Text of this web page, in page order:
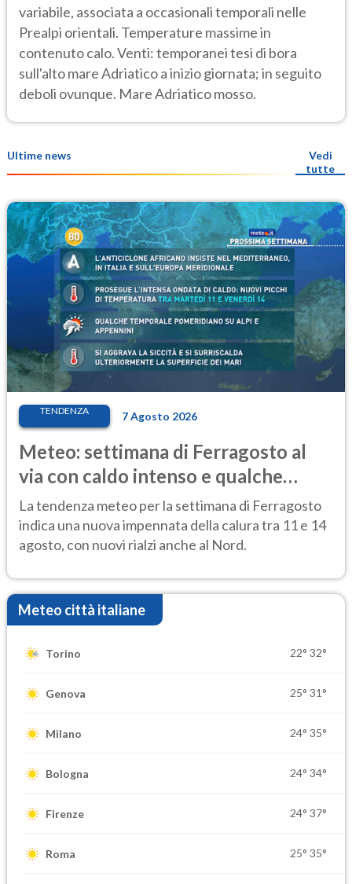
variabile, associata a occasionali temporali nelle
Prealpi orientali. Temperature massime in
contenuto calo. Venti: temporanei tesi di bora
sull'alto mare Adriatico a inizio giornata; in seguito
deboli ovunque. Mare Adriatico mosso.
Ultime news
Vedi
tutte
TENDENZA 7 Agosto 2026
Meteo: settimana di Ferragosto al
via con caldo intenso e qualche
temporale
La tendenza meteo per la settimana di Ferragosto
indica una nuova impennata della calura tra 11 e 14
agosto, con nuovi rialzi anche al Nord.
Meteo città italiane
Torino 22° 32°
Genova 25° 31°
Milano 24° 35°
Bologna 24° 34°
Firenze 24° 37°
Roma 25° 35°